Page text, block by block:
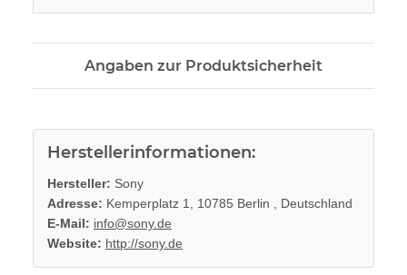
Angaben zur Produktsicherheit
Herstellerinformationen:
Hersteller: Sony
Adresse: Kemperplatz 1, 10785 Berlin , Deutschland
E-Mail: info@sony.de
Website: http://sony.de